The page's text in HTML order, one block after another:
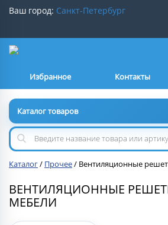
Ваш город: Санкт-Петербург
Нет Контакты
Избранное
Каталог товаров
Каталог/ Прочее/ Вентиляционные
ВЕНТИЛЯЦИОННЫЕ
МЕБЕЛИ